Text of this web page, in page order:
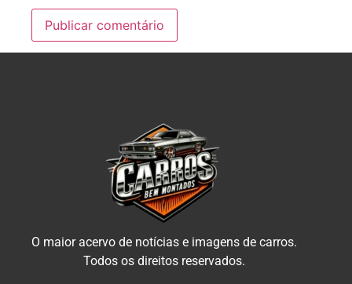
O maior acervo de notícias e imagens de carros.
Todos os direitos reservados.